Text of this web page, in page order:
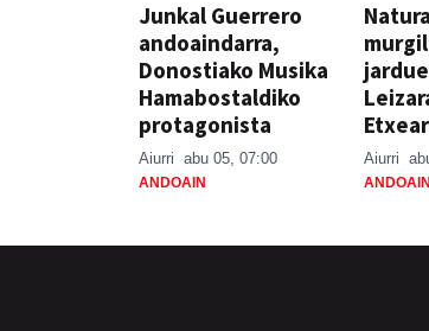
Junkal Guerrero
andoaindarra,
Donostiako Musika
Hamabostaldiko
protagonista
Aiurri abu 05, 07:00
ANDOAIN
Aiurri
ANDOAIN